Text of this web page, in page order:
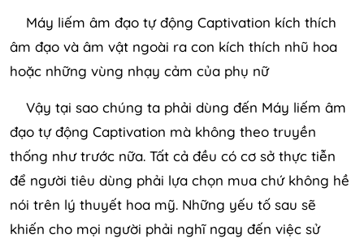
Máy liếm âm đạo tự động Captivation kích thích
âm đạo và âm vật ngoài ra con kích thích nhũ hoa
hoặc những vùng nhạy cảm của phụ nữ
Vậy tại sao chúng ta phải dùng đến Máy liếm âm
đạo tự động Captivation mà không theo truyền
thống như trước nữa. Tất cả đều có cơ sở thực tiễn
để người tiêu dùng phải lựa chọn mua chứ không hề
nói trên lý thuyết hoa mỹ. Những yếu tố sau sẽ
khiến cho mọi người phải nghĩ ngay đến việc sử